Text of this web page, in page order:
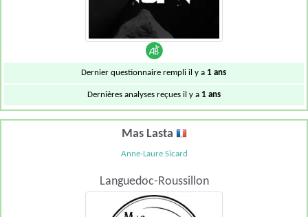
Dernier questionnaire rempli il y a 1 ans
Dernières analyses reçues il y a 1 ans
Mas Lasta
Anne-Laure Sicard
Languedoc-Roussillon